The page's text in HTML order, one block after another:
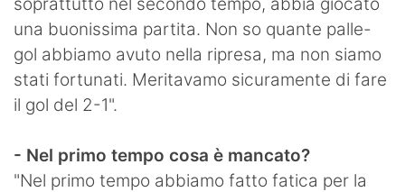
Eventi
una buonissima partita. Non so quante palle-
gol abbiamo avuto nella ripresa, ma non siamo
stati fortunati. Meritavamo sicuramente di fare
il gol del 2-1".
- Nel primo tempo cosa è mancato?
"Nel primo tempo abbiamo fatto fatica per la